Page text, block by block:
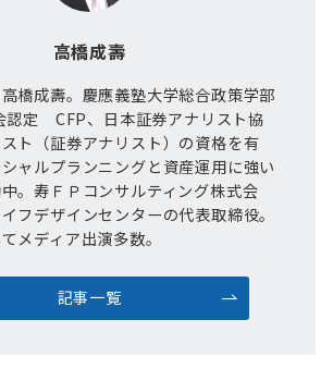
高橋成壽
橋成壽。慶應義塾大学総合政策学部
認定 CFP、日本証券アナリスト協
ト（証券アナリスト）の資格を有
ャルプランニングと資産運用に強い
。寿ＦＰコンサルティング株式会
フデザインセンターの代表取締役。
メディア出演多数。
記事一覧